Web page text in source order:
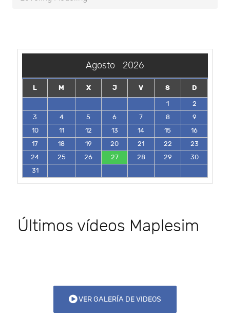
Agosto 2026
L M X J V S
D
1
2
3
4 5 6 7 8
9
10
11 12 13 14 15
16
17
18 19 20 21 22
23
24
25 26 27 28 29
30
31
Últimos vídeos Maplesim
VER GALERÍA DE VIDEOS